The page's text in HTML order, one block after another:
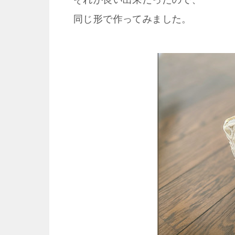
同じ形で作ってみました。